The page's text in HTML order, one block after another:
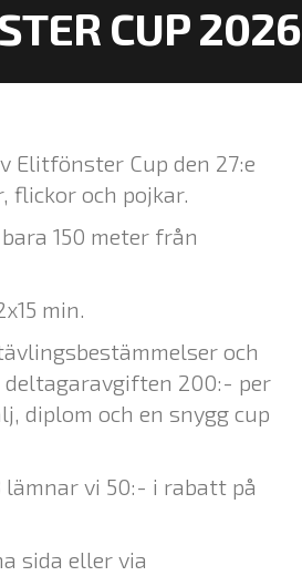
CUP 2026
Cup den 27:e
flickor och pojkar.
150 meter från
min.
och
200:- per
diplom och en snygg cup
vi 50:- i rabatt på
sida eller via